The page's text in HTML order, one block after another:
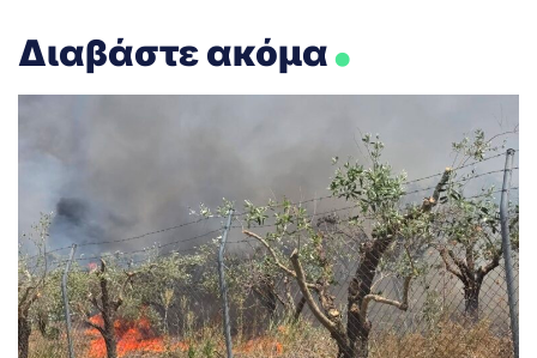
Διαβάστε ακόμα.